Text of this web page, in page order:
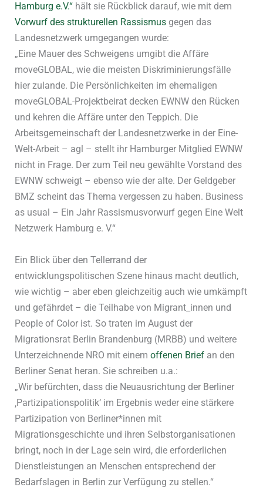
Hamburg e.V.“ hält sie Rückblick darauf, wie mit dem
Vorwurf des strukturellen Rassismus gegen das
Landesnetzwerk umgegangen wurde:
„Eine Mauer des Schweigens umgibt die Affäre
moveGLOBAL, wie die meisten Diskriminierungsfälle
hier zulande. Die Persönlichkeiten im ehemaligen
moveGLOBAL-Projektbeirat decken EWNW den Rücken
und kehren die Affäre unter den Teppich. Die
Arbeitsgemeinschaft der Landesnetzwerke in der Eine-
Welt-Arbeit – agl – stellt ihr Hamburger Mitglied EWNW
nicht in Frage. Der zum Teil neu gewählte Vorstand des
EWNW schweigt – ebenso wie der alte. Der Geldgeber
BMZ scheint das Thema vergessen zu haben. Business
as usual – Ein Jahr Rassismusvorwurf gegen Eine Welt
Netzwerk Hamburg e. V.“
Ein Blick über den Tellerrand der
entwicklungspolitischen Szene hinaus macht deutlich,
wie wichtig – aber eben gleichzeitig auch wie umkämpft
und gefährdet – die Teilhabe von Migrant_innen und
People of Color ist. So traten im August der
Migrationsrat Berlin Brandenburg (MRBB) und weitere
Unterzeichnende NRO mit einemoffenen Brief an den
Berliner Senat heran. Sie schreiben u.a.:
„Wir befürchten, dass die Neuausrichtung der Berliner
‚Partizipationspolitik‘ im Ergebnis weder eine stärkere
Partizipation von Berliner*innen mit
Migrationsgeschichte und ihren Selbstorganisationen
bringt, noch in der Lage sein wird, die erforderlichen
Dienstleistungen an Menschen entsprechend der
Bedarfslagen in Berlin zur Verfügung zu stellen.“